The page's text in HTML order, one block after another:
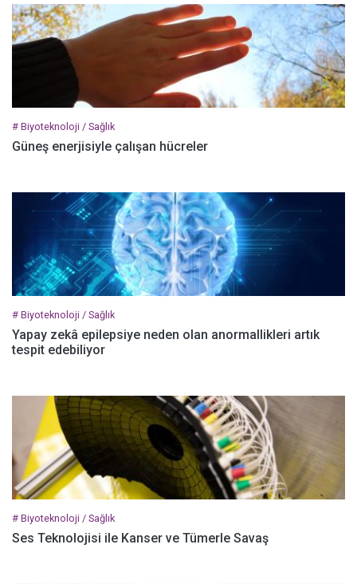
# Biyoteknoloji / Sağlık
Güneş enerjisiyle çalışan hücreler
# Biyoteknoloji / Sağlık
Yapay zekâ epilepsiye neden olan anormallikleri artık
tespit edebiliyor
# Biyoteknoloji / Sağlık
Ses Teknolojisi ile Kanser ve Tümerle Savaş